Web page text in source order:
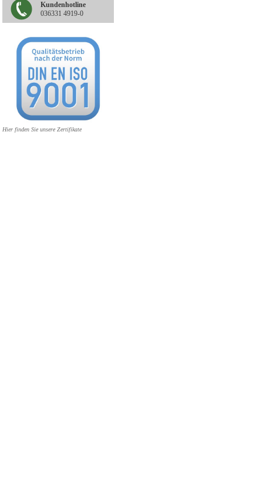
Kundenhotline
036331 4919-0
Hier finden Sie unsere Zertifikate